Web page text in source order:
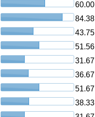
60.00
84.38
43.75
51.56
31.67
36.67
51.67
38.33